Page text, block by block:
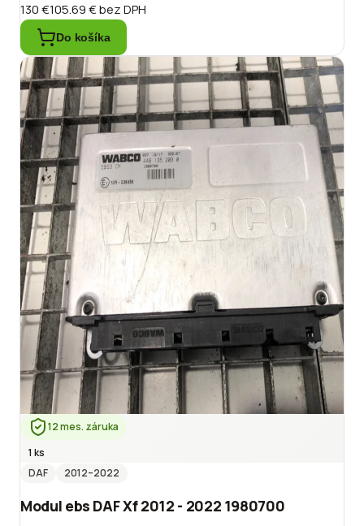
130 €105.69 €bez DPH
Do košíka
12 mes. záruka
1 ks
DAF
2012–2022
Modul ebs DAF Xf 2012 - 2022 1980700